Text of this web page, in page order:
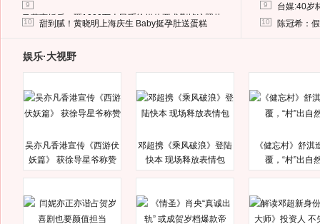
9
马蓉离婚后，砸1000万人民币给媒体要求删掉这照片
10 甜到腻！黄晓明上海庆生 Baby挺孕肚送蛋糕
9 台媒:40岁
10 陈冠希：
娱乐·大视野
吴亦凡香港宣传《西游伏
妖篇》 获徐导星爷称赞
邓超携《乘风破浪》登陆
快本 现场释放表情包
《健忘村》舒淇
覆，“村”出自